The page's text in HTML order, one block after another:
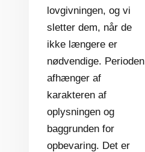
lovgivningen, og vi
sletter dem, når de
ikke længere er
nødvendige. Perioden
afhænger af
karakteren af
oplysningen og
baggrunden for
opbevaring. Det er